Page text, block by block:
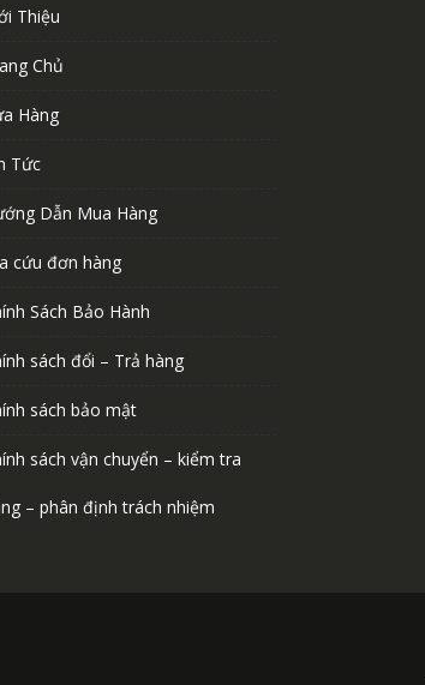
Thiệu
Chủ
Hàng
Tức
Dẫn Mua Hàng
cứu đơn hàng
Sách Bảo Hành
sách đổi – Trả hàng
sách bảo mật
sách vận chuyển – kiểm tra
– phân định trách nhiệm